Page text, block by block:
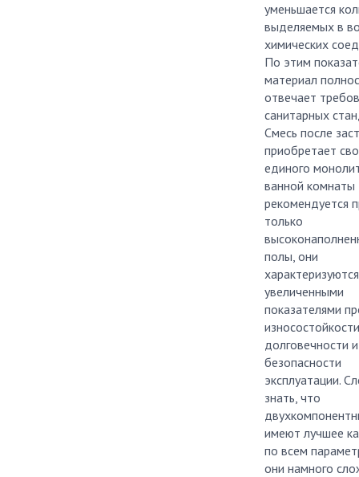
уменьшается
выделяемых в
химических
По этим
материал
отвечает
санитарных
Смесь после
приобретает
единого
ванной комнаты
рекомендуется
только
полы, они
характеризуются
увеличенными
показателями
долговечности и
безопасности
эксплуатации.
знать, что
имеют лучшее
по всем
они намного